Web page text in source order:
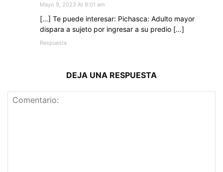
Mayo 9, 2023 At 9:01 am
[…] Te puede interesar: Pichasca: Adulto mayor
dispara a sujeto por ingresar a su predio […]
Respuesta
DEJA UNA RESPUESTA